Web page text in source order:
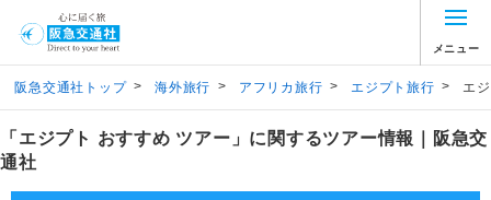
メニュー
阪急交通社トップ > 海外旅行 > アフリカ旅行 > エジプト旅行 > エ
「エジプト おすすめ ツアー」に関するツアー情報｜阪急交
通社